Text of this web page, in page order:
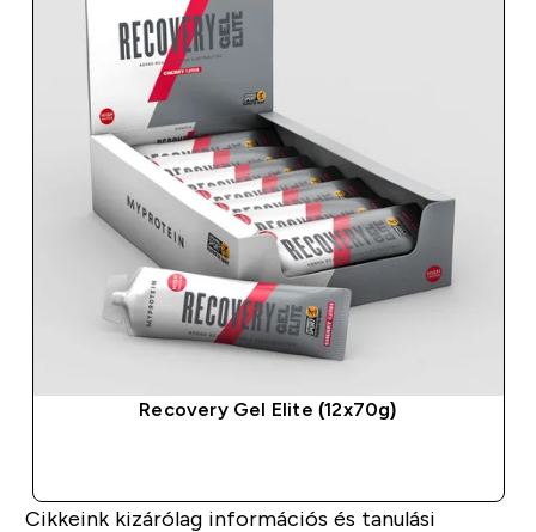
Recovery Gel Elite (12x70g)
Cikkeink kizárólag információs és tanulási